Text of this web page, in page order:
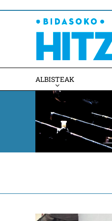
ALBISTEAK